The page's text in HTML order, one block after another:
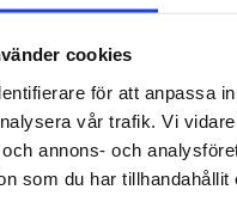
cookies
för att anpassa
vår trafik. Vi
annons- och
som du har